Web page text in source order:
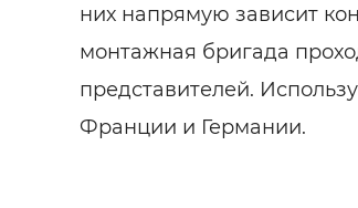
них напрямую зависит
монтажная бригада
представителей.
Франции и Германии.